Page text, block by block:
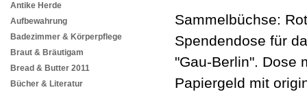
Antike Herde
Aufbewahrung
Badezimmer & Körperpflege
Braut & Bräutigam
Bread & Butter 2011
Bücher & Literatur
Sammelbüchse:
Spendendose für
"Gau-Berlin". Dose
Papiergeld mit